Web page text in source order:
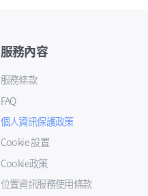
服務內容
服務條款
FAQ
個人資訊保護政策
Cookie 設置
Cookie政策
位置資訊服務使用條款